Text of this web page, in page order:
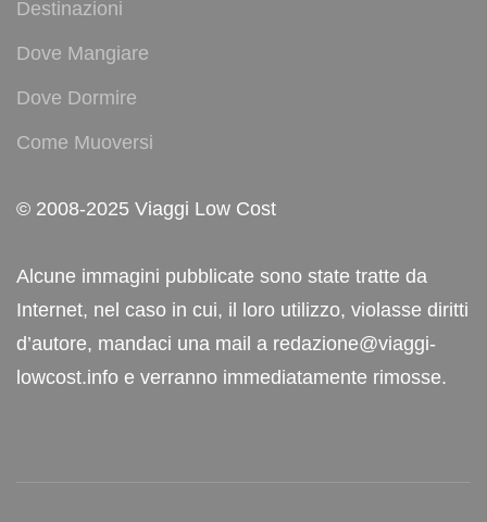
Destinazioni
Dove Mangiare
Dove Dormire
Come Muoversi
© 2008-2025 Viaggi Low Cost
Alcune immagini pubblicate sono state tratte da
Internet, nel caso in cui, il loro utilizzo, violasse diritti
d’autore, mandaci una mail a redazione@viaggi-
lowcost.info e verranno immediatamente rimosse.